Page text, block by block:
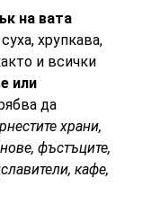
на вата
хрупкава,
и всички
или
да
храни,
фъстъците,
кафе,